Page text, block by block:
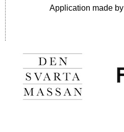
Application made by